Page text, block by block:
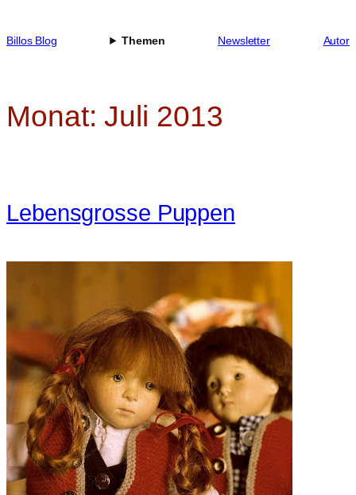
springen
Billos Blog Themen Newsletter Autor
Monat:Juli 2013
Lebensgrosse Puppen